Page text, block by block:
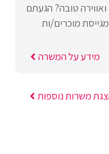
טובה? הגעתם
מוכרים/ות
מידע על המשרה
משרות נוספות